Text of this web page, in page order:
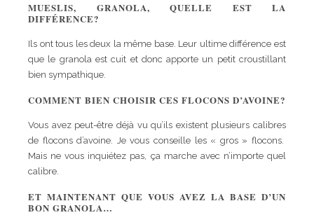
MUESLIS, GRANOLA, QUELLE EST LA
DIFFÉRENCE?
Ils ont tous les deux la même base. Leur ultime différence est
que le granola est cuit et donc apporte un petit croustillant
bien sympathique.
COMMENT BIEN CHOISIR CES FLOCONS D’AVOINE?
Vous avez peut-être déjà vu qu’ils existent plusieurs calibres
de flocons d’avoine. Je vous conseille les « gros » flocons.
Mais ne vous inquiétez pas, ça marche avec n’importe quel
calibre.
ET MAINTENANT QUE VOUS AVEZ LA BASE D’UN
BON GRANOLA…